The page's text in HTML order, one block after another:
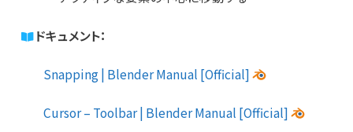
ドキュメント：
Snapping | Blender Manual [Official]
Cursor – Toolbar | Blender Manual [Official]